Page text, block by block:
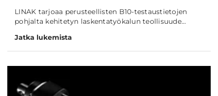
LINAK tarjoaa perusteellisten B10-testaustietojen
pohjalta kehitetyn laskentatyökalun teollisuude...
Jatka lukemista